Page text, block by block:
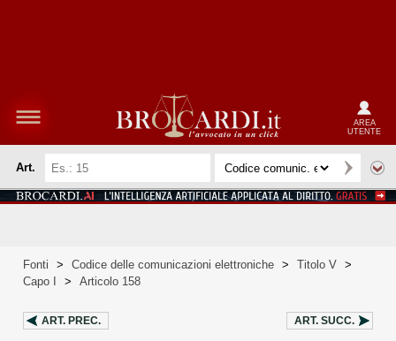
AREA
UTENTE
Art.
Fonti > Codice delle comunicazioni elettroniche > Titolo V >
Capo I
> Articolo 158
ART. PREC. ART. SUCC.